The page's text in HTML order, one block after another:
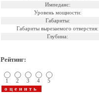
Импеданс:
Уровень мощности:
Габариты:
Габариты вырезаемого отверстия:
Глубина:
Рейтинг:
1 2 3 4 5